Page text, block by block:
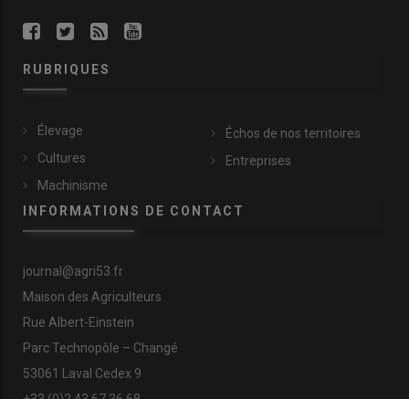
RUBRIQUES
Élevage
Cultures
Machinisme
Échos de nos territoires
Entreprises
INFORMATIONS DE CONTACT
journal@agri53.fr
Maison des Agriculteurs
Rue Albert-Einstein
Parc Technopôle – Changé
53061 Laval Cedex 9